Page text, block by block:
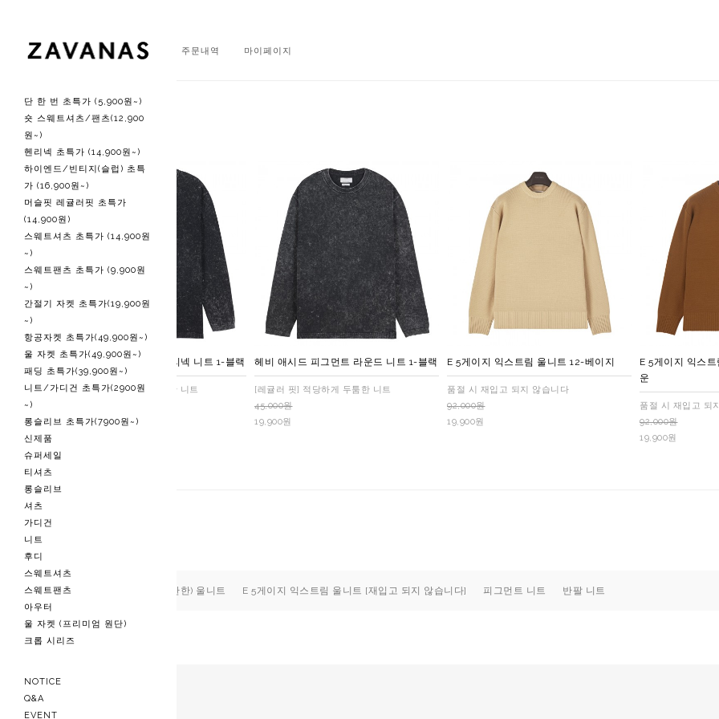
회원가입 로그인 주문내역 마이페이지
단 한 번 초특가 (5,900원~)
숏 스웨트셔츠/팬츠(12,900
원~)
헨리넥 초특가 (14,900원~)
하이엔드/빈티지(슬럽) 초특
가 (16,900원~)
머슬핏 레귤러핏 초특가
(14,900원)
스웨트셔츠 초특가 (14,900원
~)
스웨트팬츠 초특가 (9,900원
~)
간절기 자켓 초특가(19,900원
~)
항공자켓 초특가(49,900원~)
울 자켓 초특가(49,900원~)
패딩 초특가(39,900원~)
니트/가디건 초특가(2900원
~)
롱슬리브 초특가(7900원~)
신제품
슈퍼세일
티셔츠
롱슬리브
셔츠
가디건
니트
후디
스웨트셔츠
스웨트팬츠
아우터
울 자켓 (프리미엄 원단)
크롭 시리즈
NOTICE
Q&A
EVENT
주간 베스트
헤비 애시드 피그먼트 헨리넥 니트 1-블랙
[레귤러 핏] 적당하게 두툼한 니트
19,900원
헤비 애시드 피그먼트 라운드 니트 1-블랙
[레귤러 핏] 적당하게 두툼한 니트
45,000원
19,900원
E 5게이지 익스트림 울니트 12-베이지
품절 시 재입고 되지 않습니다
92,000원
19,900원
E 5게이지 익스
운
품절 시 재입고 되
92,000원
19,900원
A 미니멀 소프트 (탄탄한) 울니트 E 5게이지 익스트림 울니트 [재입고 되지 않습니다] 피그먼트 니트 반팔 니트